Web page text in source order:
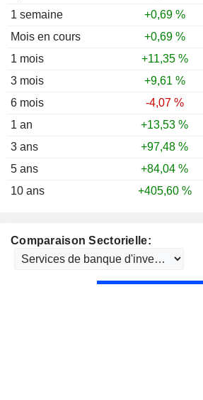
1 semaine
+0,69 %
Mois en cours
+0,69 %
1 mois
+11,35 %
3 mois
+9,61 %
6 mois
-4,07 %
1 an
+13,53 %
3 ans
+97,48 %
5 ans
+84,04 %
10 ans
+405,60 %
Comparaison Sectorielle:
1987
-31,65 %
1986
+33,90 %
1985
+20,41 %
1984
-2,00 %